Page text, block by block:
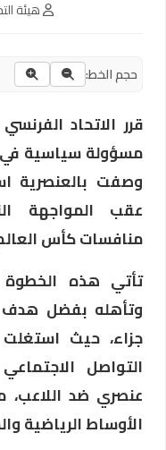
هيئة
حجم الخط:
قرر الاتحاد
مسؤولة سياسية في
وصفت بالعنصرية
عقب المواجهة
منافسات كأس العالم
تأتي هذه
وتأهله بفضل
جزاء، حيث استغلت
التواصل
عنصري ضد
الأوساط الرياضية